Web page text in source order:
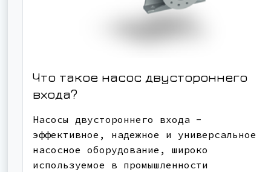
Что такое насос двустороннего
входа?
Насосы двустороннего входа -
эффективное, надежное и универсальное
насосное оборудование, широко
используемое в промышленности